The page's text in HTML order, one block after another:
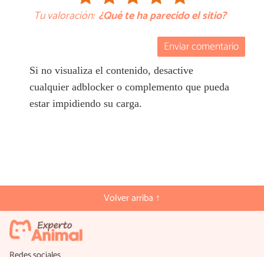
Tu valoración: ¿Qué te ha parecido el sitio?
Enviar comentario
Si no visualiza el contenido, desactive
cualquier adblocker o complemento que pueda
estar impidiendo su carga.
Volver arriba ↑